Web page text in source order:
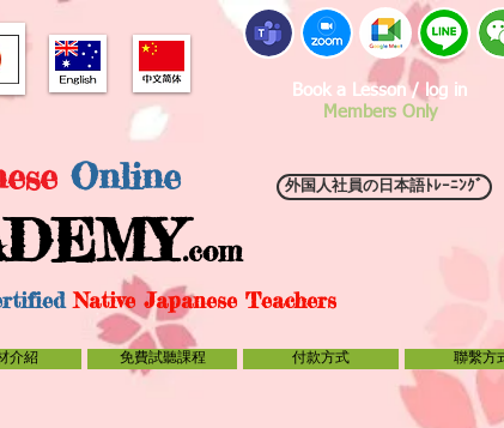
Book a Lesson / log in
Members Only
Online
MY.com
Native Japanese Teachers
外国人社員の日本語ﾄﾚｰﾆﾝｸﾞ
介紹 免費試聽課程 付款方式 聯繫方